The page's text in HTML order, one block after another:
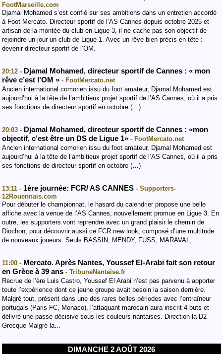
FootMarseille.com
Djamal Mohamed s’est confié sur ses ambitions dans un entretien accordé
à Foot Mercato. Directeur sportif de l’AS Cannes depuis octobre 2025 et
artisan de la montée du club en Ligue 3, il ne cache pas son objectif de
rejoindre un jour un club de Ligue 1. Avec un rêve bien précis en tête :
devenir directeur sportif de l’OM.
20:12 - Djamal Mohamed, directeur sportif de Cannes : « mon
rêve c’est l’OM » - FootMercato.net
Ancien international comorien issu du foot amateur, Djamal Mohamed est
aujourd’hui à la tête de l’ambitieux projet sportif de l’AS Cannes, où il a pris
ses fonctions de directeur sportif en octobre (…)
20:03 - Djamal Mohamed, directeur sportif de Cannes : «mon
objectif, c’est être un DS de Ligue 1» - FootMercato.net
Ancien international comorien issu du foot amateur, Djamal Mohamed est
aujourd’hui à la tête de l’ambitieux projet sportif de l’AS Cannes, où il a pris
ses fonctions de directeur sportif en octobre (…)
13:11 - 1ère journée: FCR/ AS CANNES - Supporters-
12Rouennais.com
Pour débuter le championnat, le hasard du calendrier propose une belle
affiche avec la venue de l’AS Cannes, nouvellement promue en Ligue 3. En
outre, les supporters vont reprendre avec un grand plaisir le chemin de
Diochon, pour découvrir aussi ce FCR new look, composé d’une multitude
de nouveaux joueurs. Seuls BASSIN, MENDY, FUSS, MARAVAL,…
11:00 - Mercato. Après Nantes, Youssef El-Arabi fait son retour
en Grèce à 39 ans - TribuneNantaise.fr
Recrue de l’ère Luis Castro, Youssef El Arabi n’est pas parvenu à apporter
toute l’expérience dont ce jeune groupe avait besoin la saison dernière.
Malgré tout, présent dans une des rares belles périodes avec l’entraîneur
portugais (Paris FC, Monaco), l’attaquant marocain aura inscrit 4 buts et
délivré une passe décisive sous les couleurs nantaises. Direction la D2
Grecque Malgré la…
DIMANCHE 2 AOÛT 2026